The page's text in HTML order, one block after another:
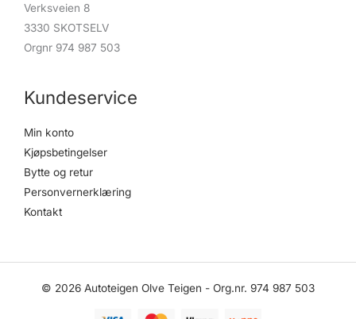
Verksveien 8
3330 SKOTSELV
Orgnr 974 987 503
Kundeservice
Min konto
Kjøpsbetingelser
Bytte og retur
Personvernerklæring
Kontakt
© 2026 Autoteigen Olve Teigen - Org.nr. 974 987 503